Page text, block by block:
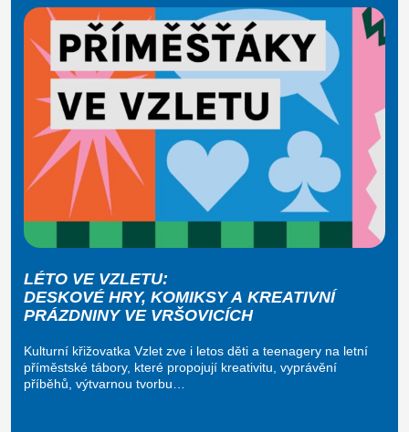
LÉTO VE VZLETU:
DESKOVÉ HRY, KOMIKSY A KREATIVNÍ
PRÁZDNINY VE VRŠOVICÍCH
Kulturní křižovatka Vzlet zve i letos děti a teenagery na letní
příměstské tábory, které propojují kreativitu, vyprávění
příběhů, výtvarnou tvorbu…